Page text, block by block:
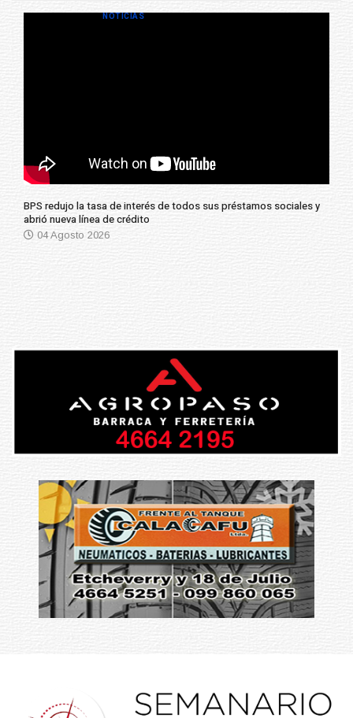
BPS redujo la tasa de interés de todos sus préstamos sociales y
abrió nueva línea de crédito
04 Agosto 2026
NOTICIAS